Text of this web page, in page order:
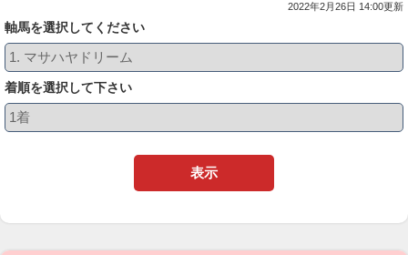
2022年2月26日 14:00更新
軸馬を選択してください
着順を選択して下さい
表示